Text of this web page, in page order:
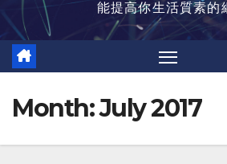
能提高你生活質素的
Month:July 2017